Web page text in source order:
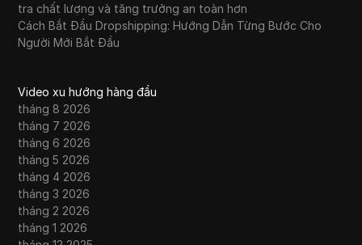
tra chất lượng và tăng trưởng an toàn hơn
Cách Bắt Đầu Dropshipping: Hướng Dẫn Từng Bước Cho
Người Mới Bắt Đầu
Video xu hướng hàng đầu
tháng 8 2026
tháng 7 2026
tháng 6 2026
tháng 5 2026
tháng 4 2026
tháng 3 2026
tháng 2 2026
tháng 1 2026